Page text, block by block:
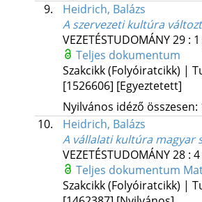
9.
Heidrich, Balázs
A szervezeti kultúra
VEZETÉSTUDOMÁNY29: 1
Teljes dokumentum
Szakcikk (Folyóiratcikk) |
[1526606] [Egyeztetett]
Nyilvános idéző
10.
Heidrich, Balázs
A vállalati kultúra magyar
VEZETÉSTUDOMÁNY28: 4
Teljes dokumentum
Szakcikk (Folyóiratcikk) |